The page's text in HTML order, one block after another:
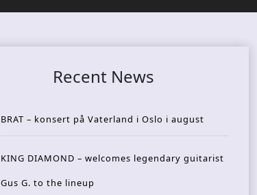
Recent News
BRAT – konsert på Vaterland i Oslo i august
KING DIAMOND – welcomes legendary guitarist
Gus G. to the lineup